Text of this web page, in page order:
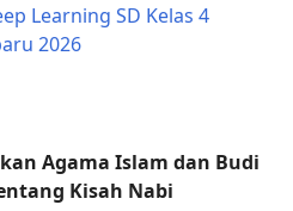
Learning SD Kelas 4
2026
Agama Islam dan Budi
Kisah Nabi